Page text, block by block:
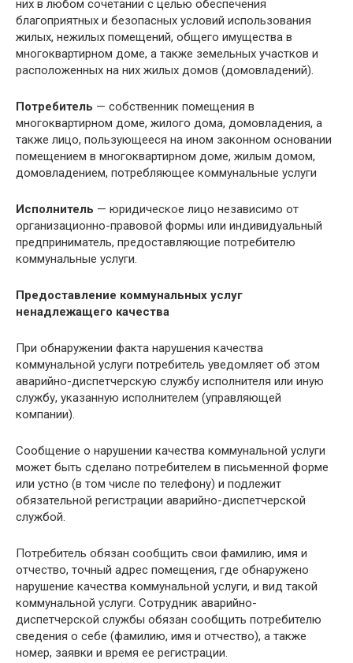
них в любом сочетании с целью обеспечения
благоприятных и безопасных условий использования
жилых, нежилых помещений, общего имущества в
многоквартирном доме, а также земельных участков и
расположенных на них жилых домов (домовладений).
Потребитель — собственник помещения в
многоквартирном доме, жилого дома, домовладения, а
также лицо, пользующееся на ином законном основании
помещением в многоквартирном доме, жилым домом,
домовладением, потребляющее коммунальные услуги
Исполнитель — юридическое лицо независимо от
организационно-правовой формы или индивидуальный
предприниматель, предоставляющие потребителю
коммунальные услуги.
Предоставление коммунальных услуг
ненадлежащего качества
При обнаружении факта нарушения качества
коммунальной услуги потребитель уведомляет об этом
аварийно-диспетчерскую службу исполнителя или иную
службу, указанную исполнителем (управляющей
компании).
Сообщение о нарушении качества коммунальной услуги
может быть сделано потребителем в письменной форме
или устно (в том числе по телефону) и подлежит
обязательной регистрации аварийно-диспетчерской
службой.
Потребитель обязан сообщить свои фамилию, имя и
отчество, точный адрес помещения, где обнаружено
нарушение качества коммунальной услуги, и вид такой
коммунальной услуги. Сотрудник аварийно-
диспетчерской службы обязан сообщить потребителю
сведения о себе (фамилию, имя и отчество), а также
номер, заявки и время ее регистрации.